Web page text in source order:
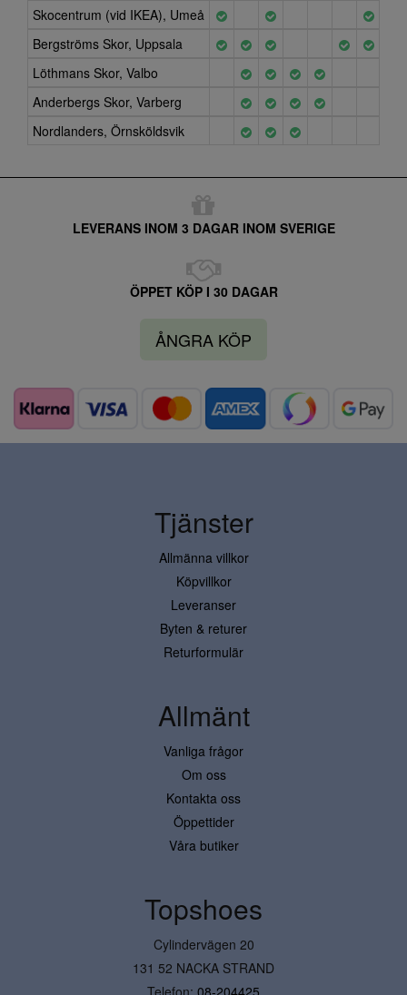
Skocentrum (vid IKEA), Umeå
Bergströms Skor, Uppsala
Löthmans Skor, Valbo
Anderbergs Skor, Varberg
Nordlanders, Örnsköldsvik
LEVERANS INOM 3 DAGAR INOM SVERIGE
ÖPPET KÖP I 30 DAGAR
ÅNGRA KÖP
Tjänster
Allmänna villkor
Köpvillkor
Leveranser
Byten & returer
Returformulär
Allmänt
Vanliga frågor
Om oss
Kontakta oss
Öppettider
Våra butiker
Topshoes
Cylindervägen 20
131 52 NACKA STRAND
Telefon: 08-204425